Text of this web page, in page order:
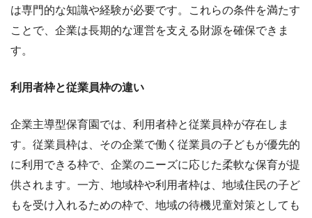
は専門的な知識や経験が必要です。これらの条件を満たす
ことで、企業は長期的な運営を支える財源を確保できま
す。
利用者枠と従業員枠の違い
企業主導型保育園では、利用者枠と従業員枠が存在しま
す。従業員枠は、その企業で働く従業員の子どもが優先的
に利用できる枠で、企業のニーズに応じた柔軟な保育が提
供されます。一方、地域枠や利用者枠は、地域住民の子ど
もを受け入れるための枠で、地域の待機児童対策としても